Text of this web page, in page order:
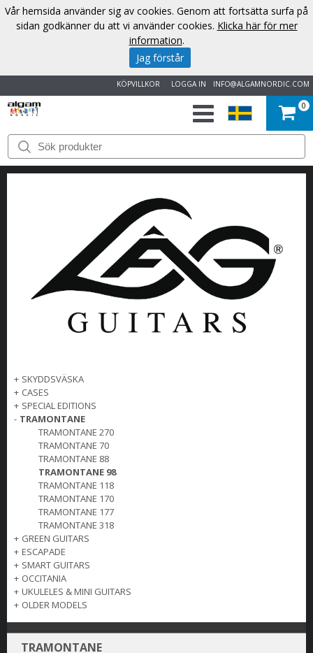
INFO@ALGAMNORDIC.COM
LOGGA IN
KÖPVILLKOR
START
VARUMÄRKEN
OM
OSS
KONTAKT
0
+ SKYDDSVÄSKA
+ CASES
+ SPECIAL EDITIONS
- TRAMONTANE
TRAMONTANE 270
TRAMONTANE 70
TRAMONTANE 88
TRAMONTANE 98
TRAMONTANE 118
TRAMONTANE 170
TRAMONTANE 177
TRAMONTANE 318
+ GREEN GUITARS
+ ESCAPADE
+ SMART GUITARS
+ OCCITANIA
+ UKULELES & MINI GUITARS
+ OLDER MODELS
TRAMONTANE
Vår hemsida använder sig av cookies. Genom att fortsätta surfa på
sidan godkänner du att vi använder cookies. Klicka här för mer
information.
Jag förstår